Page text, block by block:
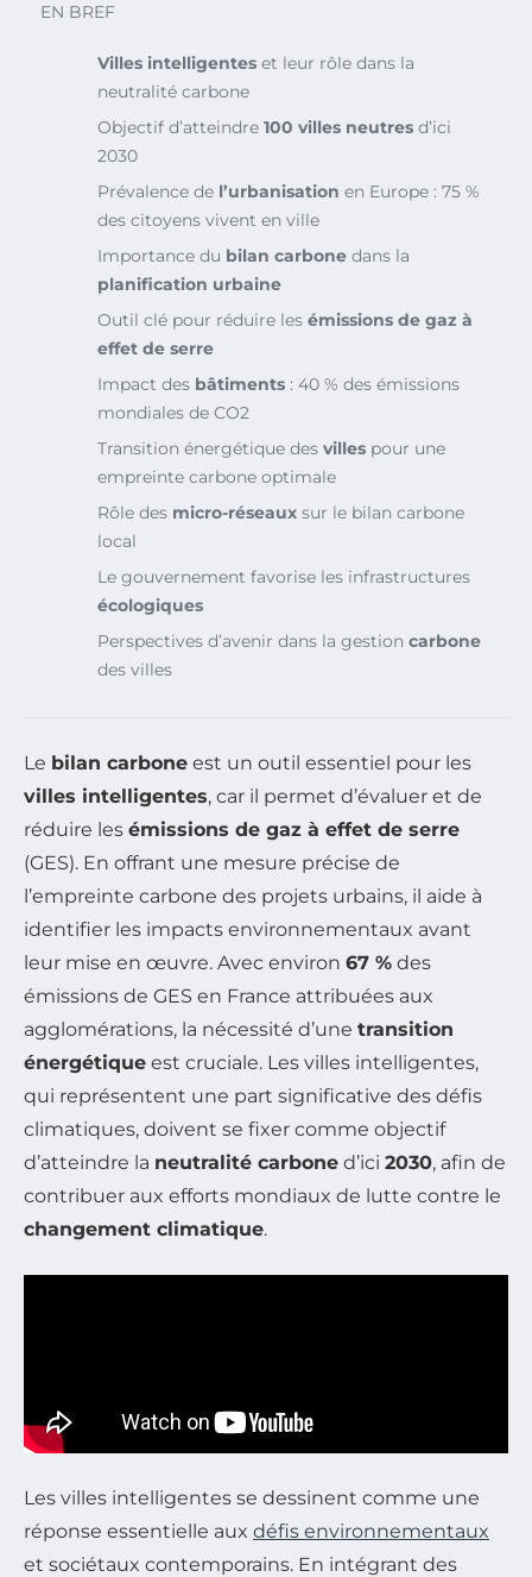
EN BREF
Villes intelligentes et leur rôle dans la
neutralité carbone
Objectif d’atteindre 100 villes neutres d’ici
2030
Prévalence de l’urbanisation en Europe : 75 %
des citoyens vivent en ville
Importance du bilan carbone dans la
planification urbaine
Outil clé pour réduire les émissions de gaz à
effet de serre
Impact des bâtiments : 40 % des émissions
mondiales de CO2
Transition énergétique des villes pour une
empreinte carbone optimale
Rôle des micro-réseaux sur le bilan carbone
local
Le gouvernement favorise les infrastructures
écologiques
Perspectives d’avenir dans la gestion carbone
des villes
Le bilan carbone est un outil essentiel pour les
villes intelligentes, car il permet d’évaluer et de
réduire les émissions de gaz à effet de serre
(GES). En offrant une mesure précise de
l’empreinte carbone des projets urbains, il aide à
identifier les impacts environnementaux avant
leur mise en œuvre. Avec environ 67 % des
émissions de GES en France attribuées aux
agglomérations, la nécessité d’une transition
énergétique est cruciale. Les villes intelligentes,
qui représentent une part significative des défis
climatiques, doivent se fixer comme objectif
d’atteindre la neutralité carbone d’ici 2030, afin de
contribuer aux efforts mondiaux de lutte contre le
changement climatique.
Les villes intelligentes se dessinent comme une
réponse essentielle aux défis environnementaux
et sociétaux contemporains. En intégrant des